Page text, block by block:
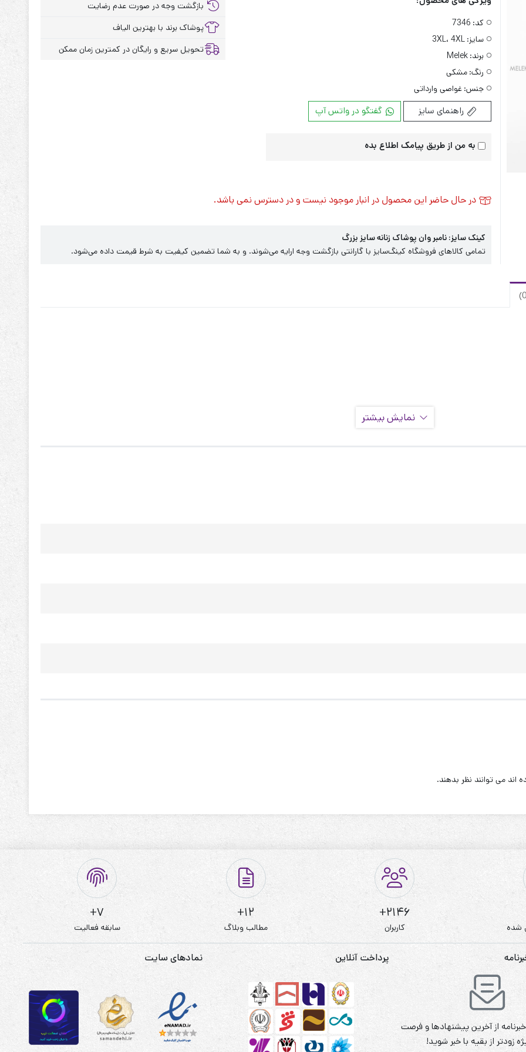
کد: 7346
سایز: 3XL، 4XL
برند: Melek
رنگ: مشکی
جنس: غواصی وارداتی
راهنمای سایز گفتگو در واتس آپ
به من از طریق پیامک اطلاع بده
بازگشت وجه در صورت عدم رضایت
پوشاک برند با بهترین الیاف
تحویل سریع و رایگان در کمترین زمان ممکن
در حال حاضر این محصول در انبار موجود نیست و در دسترس نمی باشد.
کینک سایز: نامبر وان پوشاک زنانه سایز بزرگ
تمامی کالاهای فروشگاه کینگ‌سایز با گارانتی بازگشت وجه ارایه می‌شوند. و به شما تضمین کیفیت به شرط قیمت داده می‌شود.
نمایش بیشتر
می توانند نظر بدهند.
شده
2146+
کاربران
12+
مطالب وبلاگ
7+
سابقه فعالیت
از آخرین پیشنهادها و فرصت
زودتر از بقیه با خبر شوید!
پرداخت آنلاین نمادهای سایت